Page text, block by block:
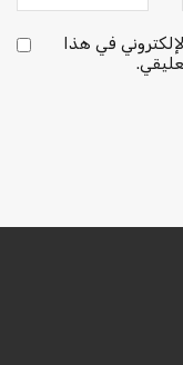
في هذا